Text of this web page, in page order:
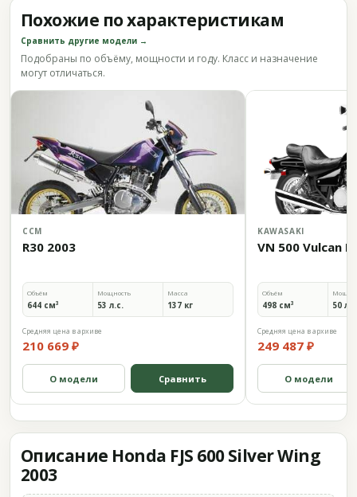
Похожие по характеристикам
Сравнить другие модели →
Подобраны по объёму, мощности и году. Класс и назначение
могут отличаться.
CCM
R30 2003
Объём
644 см³
Мощность
53 л.с.
Масса
137 кг
Средняя цена в архиве
210 669 ₽
О модели Сравнить
KAWASAKI
VN 500 Vulcan
Объём
498 см³ 50
Средняя цена в архиве
249 487 ₽
О модели
Описание Honda FJS 600 Silver Wing
2003